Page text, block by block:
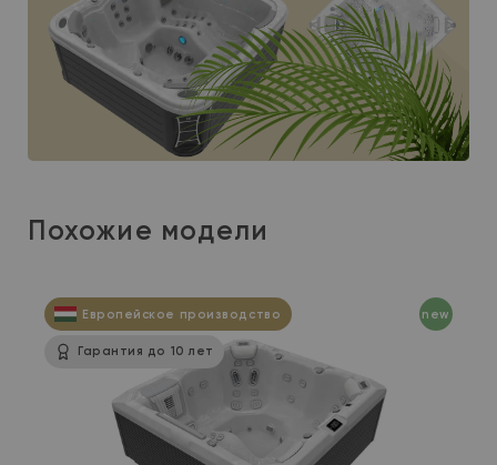
Похожие модели
Европейское производство
Гарантия до 10 лет
new